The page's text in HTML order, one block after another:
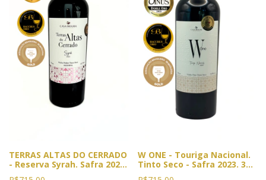
TERRAS ALTAS DO CERRADO
- Reserva Syrah. Safra 2022.
3x Premiado. 2026: Ouro
W ONE - Touriga Nacional.
Tinto Seco - Safra 2023. 3x
Premiado: Duplo Ouro Vinus